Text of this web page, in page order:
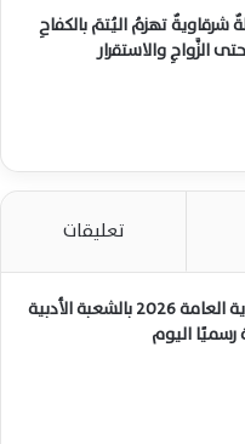
شرقاويةٌ تهزمُ اليُتمَ بالكفاحِ
الزَّواجِ والاستقرار
تعليقات
أسماء أوائل الثانوية العامة 2026 بالشعبة الأدبية
رسميًا اليوم